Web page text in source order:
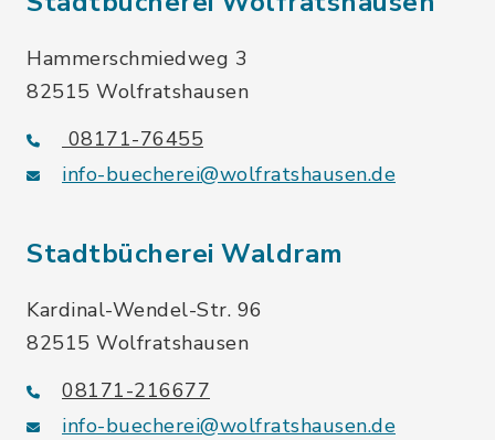
Hammerschmiedweg 3
82515 Wolfratshausen
08171-76455
info-buecherei@wolfratshausen.de
Stadtbücherei Waldram
Kardinal-Wendel-Str. 96
82515 Wolfratshausen
08171-216677
info-buecherei@wolfratshausen.de